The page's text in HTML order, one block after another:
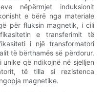
nëpërmjet induksionit
e bërë nga materiale
për fluksin magnetik, i cili
e transferimit të
i një transformatori
të bërthamës së përdorur.
që ndikojnë në sjelljen
të tilla si rezistenca
magnetike.